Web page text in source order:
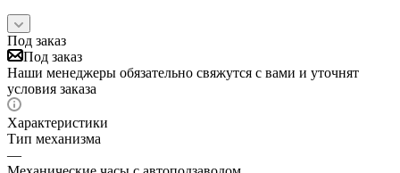
Под заказ
Под заказ
Наши менеджеры обязательно свяжутся с вами и уточнят
условия заказа
Характеристики
Тип механизма
—